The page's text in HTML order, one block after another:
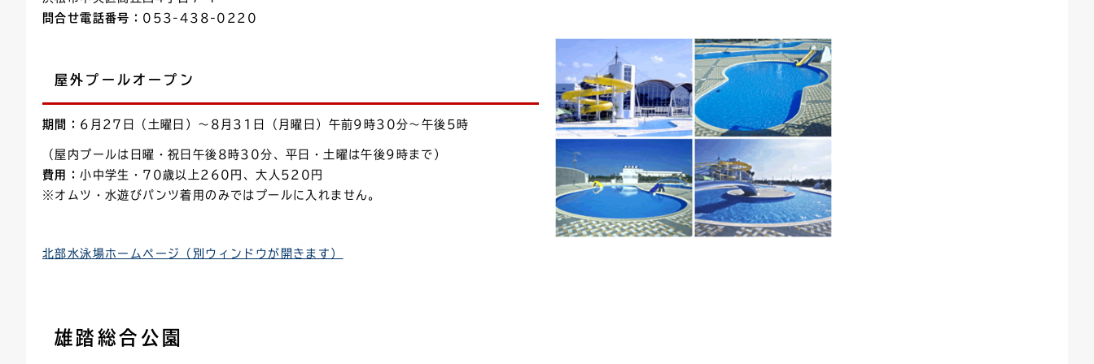
問合せ電話番号： 053-438-0220
屋外プールオープン
期間： 6月27日（土曜日）〜8月31日（月曜日）午前9時30分〜午後5時
（屋内プールは日曜・祝日午後8時30分、平日・土曜は午後9時まで）
費用：小中学生・70歳以上260円、大人520円
※オムツ・水遊びパンツ着用のみではプールに入れません。
北部水泳場ホームページ（別ウィンドウが開きます）
雄踏総合公園